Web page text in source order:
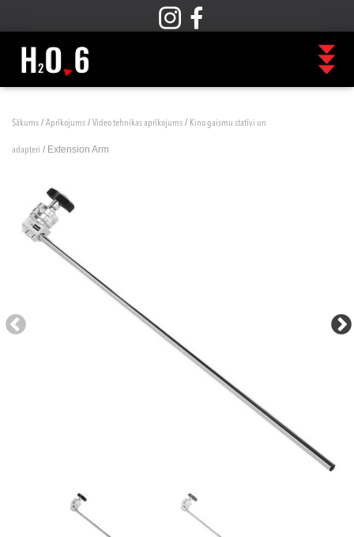
Sākums / Aprīkojums / Video tehnikas aprīkojums / Kino gaismu statīvi un
adapteri / Extension Arm